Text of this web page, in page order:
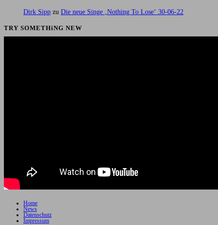
Dirk Sipp zu Die neue Singe ‚Nothing To Lose‘ 30-06-22
TRY SOMETHiNG NEW
Home
News
Datenschutz
Impressum